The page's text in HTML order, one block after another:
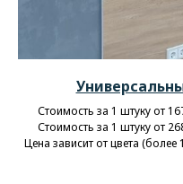
Стоимость за 1 штуку от
Стоимость за 1 штуку от
Цена зависит от цвета